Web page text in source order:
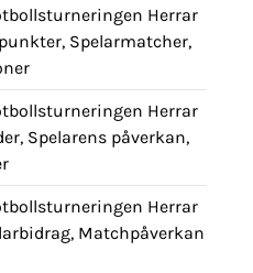
Herrar
Spelarmatcher,
Herrar
Spelarens påverkan,
Herrar
Matchpåverkan